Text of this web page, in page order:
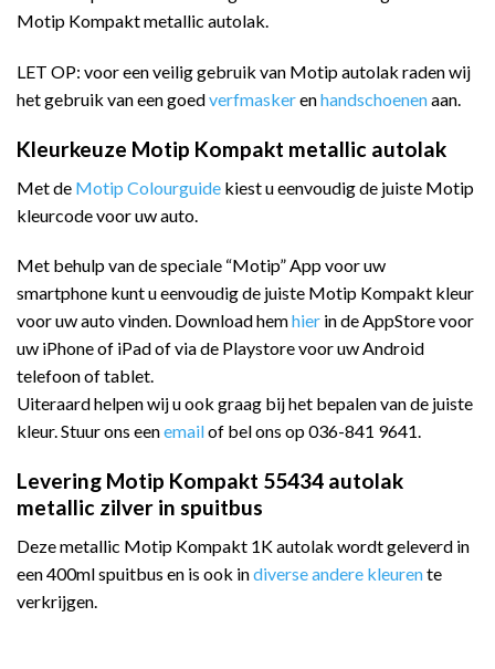
Motip Kompakt metallic autolak.
LET OP: voor een veilig gebruik van Motip autolak raden wij
het gebruik van een goedverfmaskerenhandschoenenaan.
Kleurkeuze Motip Kompakt metallic autolak
Met de Motip Colourguide kiest u eenvoudig de juiste Motip
kleurcode voor uw auto.
Met behulp van de speciale “Motip” App voor uw
smartphone kunt u eenvoudig de juiste Motip Kompakt kleur
voor uw auto vinden. Download hemhier in de AppStore voor
uw iPhone of iPad of via de Playstore voor uw Android
telefoon of tablet.
Uiteraard helpen wij u ook graag bij het bepalen van de juiste
kleur. Stuur ons eenemailof bel ons op 036-841 9641.
Levering Motip Kompakt 55434 autolak
metallic zilver in spuitbus
Deze metallic Motip Kompakt 1K autolak wordt geleverd in
een 400ml spuitbus en is ook indiverse andere kleurente
verkrijgen.